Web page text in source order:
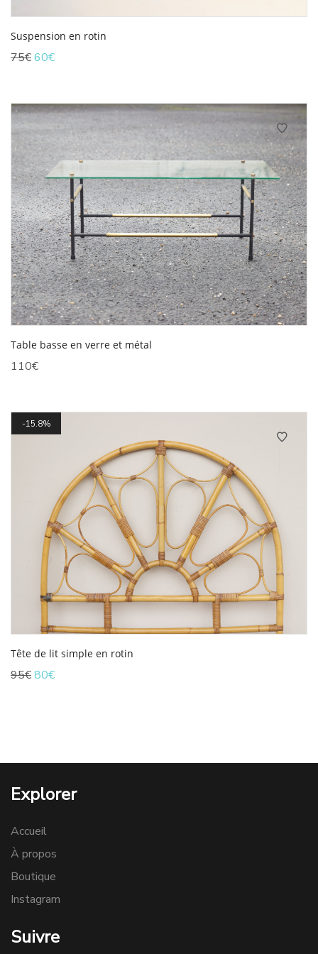
Suspension en rotin
75€Le
était :
75€.
60€Le
est :
60€.
Table basse en verre et métal
110€
15.8%
Tête de lit simple en rotin
95€Le
80€Le
Explorer
Accueil
À propos
Boutique
Instagram
Suivre